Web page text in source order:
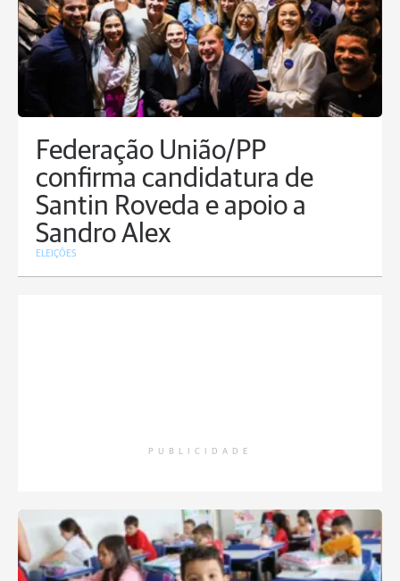
Federação União/PP
confirma candidatura de
Santin Roveda e apoio a
Sandro Alex
ELEIÇÕES
PUBLICIDADE